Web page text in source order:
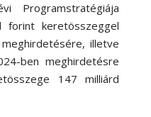
Programstratégiája
forint keretösszeggel
illetve
ben meghirdetésre
147 milliárd